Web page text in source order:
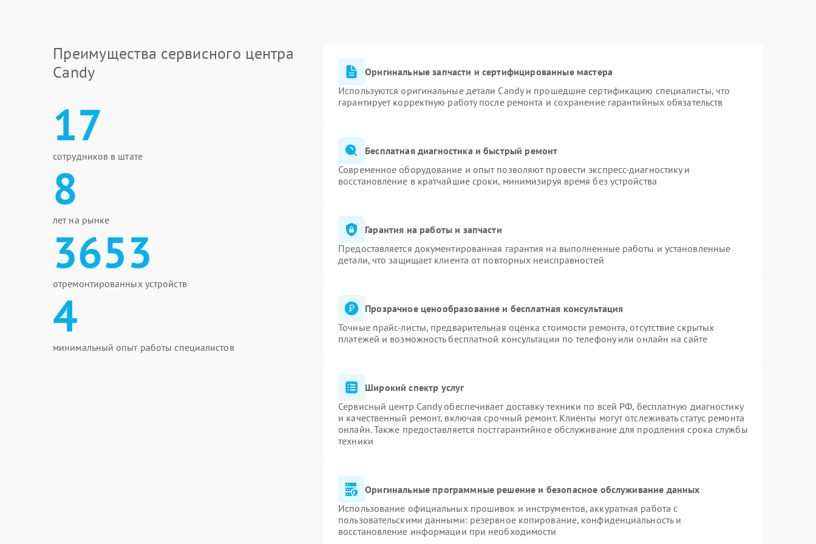
Преимущества сервисного центра
Candy
17
сотрудников в штате
8
лет на рынке
3653
отремонтированных устройств
4
минимальный опыт работы специалистов
Оригинальные запчасти и сертифицированные мастера
Используются оригинальные детали Candy и прошедшие сертификацию специалисты, что
гарантирует корректную работу после ремонта и сохранение гарантийных обязательств
Бесплатная диагностика и быстрый ремонт
Современное оборудование и опыт позволяют провести экспресс-диагностику и
восстановление в кратчайшие сроки, минимизируя время без устройства
Гарантия на работы и запчасти
Предоставляется документированная гарантия на выполненные работы и установленные
детали, что защищает клиента от повторных неисправностей
Прозрачное ценообразование и бесплатная консультация
Точные прайс-листы, предварительная оценка стоимости ремонта, отсутствие скрытых
платежей и возможность бесплатной консультации по телефону или онлайн на сайте
Широкий спектр услуг
Сервисный центр Candy обеспечивает доставку техники по всей РФ, бесплатную диагностику
и качественный ремонт, включая срочный ремонт. Клиенты могут отслеживать статус ремонта
онлайн. Также предоставляется постгарантийное обслуживание для продления срока службы
техники
Оригинальные программные решение и безопасное обслуживание данных
Использование официальных прошивок и инструментов, аккуратная работа с
пользовательскими данными: резервное копирование, конфиденциальность и
восстановление информации при необходимости